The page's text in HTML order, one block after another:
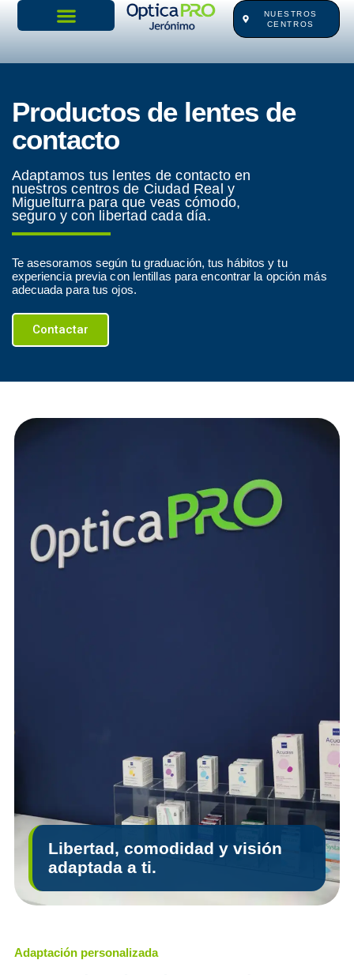
NUESTROS
CENTROS
Productos de lentes de
contacto
Adaptamos tus lentes de contacto en
nuestros centros de Ciudad Real y
Miguelturra para que veas cómodo,
seguro y con libertad cada día.
Te asesoramos según tu graduación, tus hábitos y tu
experiencia previa con lentillas para encontrar la opción más
adecuada para tus ojos.
Contactar
Libertad, comodidad y visión
adaptada a ti.
Adaptación personalizada